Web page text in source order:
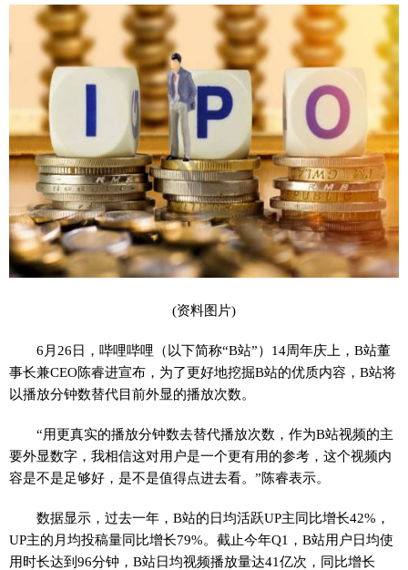
(资料图片)
6月26日，哔哩哔哩（以下简称“B站”）14周年庆上，B站董
事长兼CEO陈睿进宣布，为了更好地挖掘B站的优质内容，B站将
以播放分钟数替代目前外显的播放次数。
“用更真实的播放分钟数去替代播放次数，作为B站视频的主
要外显数字，我相信这对用户是一个更有用的参考，这个视频内
容是不是足够好，是不是值得点进去看。”陈睿表示。
数据显示，过去一年，B站的日均活跃UP主同比增长42%，
UP主的月均投稿量同比增长79%。截止今年Q1，B站用户日均使
用时长达到96分钟，B站日均视频播放量达41亿次，同比增长